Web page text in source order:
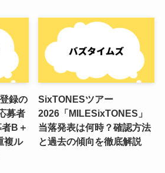
録の
募者
B＋
複ル
SixTONESツアー
2026「MILESixTONES」
当落発表は何時？確認方法
と過去の傾向を徹底解説